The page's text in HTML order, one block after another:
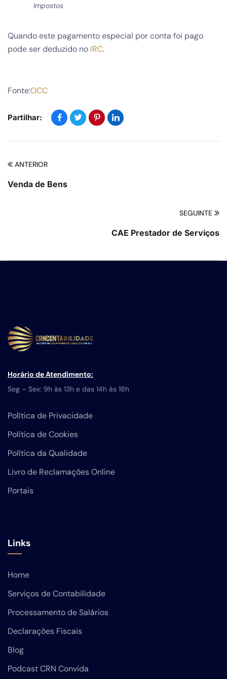
Impostos
Quando este pagamento especial por conta foi pago
pode ser deduzido no IRC.
Fonte:OCC
Partilhar:
ANTERIOR
Venda de Bens
SEGUINTE
CAE Prestador de Serviços
Horário de Atendimento:
Seg – Sex: 9h às 13h e das 14h às 18h
Política de Privacidade
Política de Cookies
Política da Qualidade
Livro de Reclamações Online
Portais
Links
Home
Serviços de Contabilidade
Processamento de Salários
Declarações Fiscais
Blog
Podcast CRN Convida